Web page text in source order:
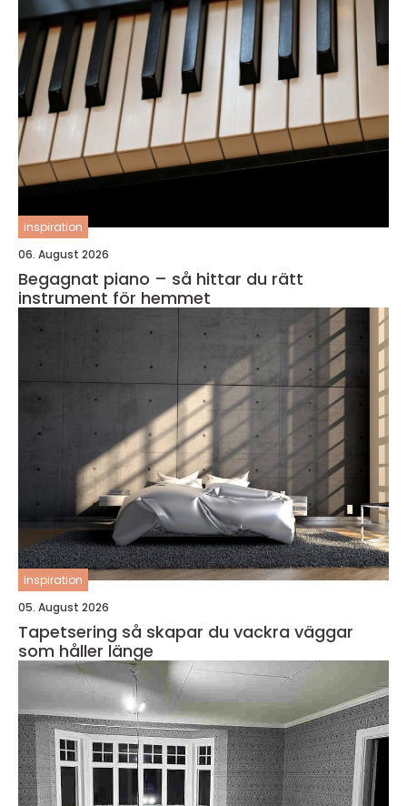
inspiration
06. August 2026
Begagnat piano – så hittar du rätt
instrument för hemmet
inspiration
05. August 2026
Tapetsering så skapar du vackra väggar
som håller länge